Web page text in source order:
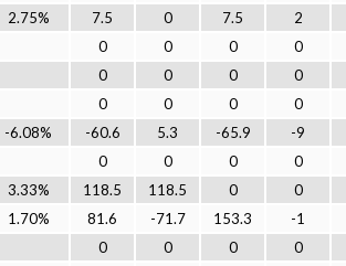
2.75% 7.5 0 7.5
2
0 0 0
0
0 0 0
0
0 0 0
0
-6.08% -60.6 5.3 -65.9
-9
0 0 0
0
3.33% 118.5 118.5 0
0
1.70% 81.6 -71.7 153.3
-1
0 0 0
0